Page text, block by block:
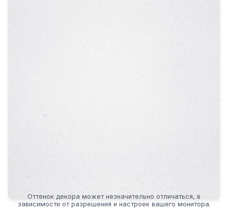
Оттенок декора может незначительно отличаться, в
зависимости от разрешения и настроек вашего монитора.